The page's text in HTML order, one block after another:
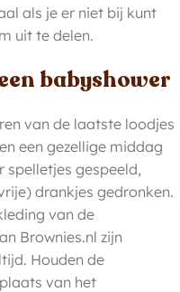
als je er niet bij kunt
uit te delen.
babyshower
van de laatste loodjes
een gezellige middag
spelletjes gespeeld,
drankjes gedronken.
van de
Brownies.nl zijn
Houden de
van het